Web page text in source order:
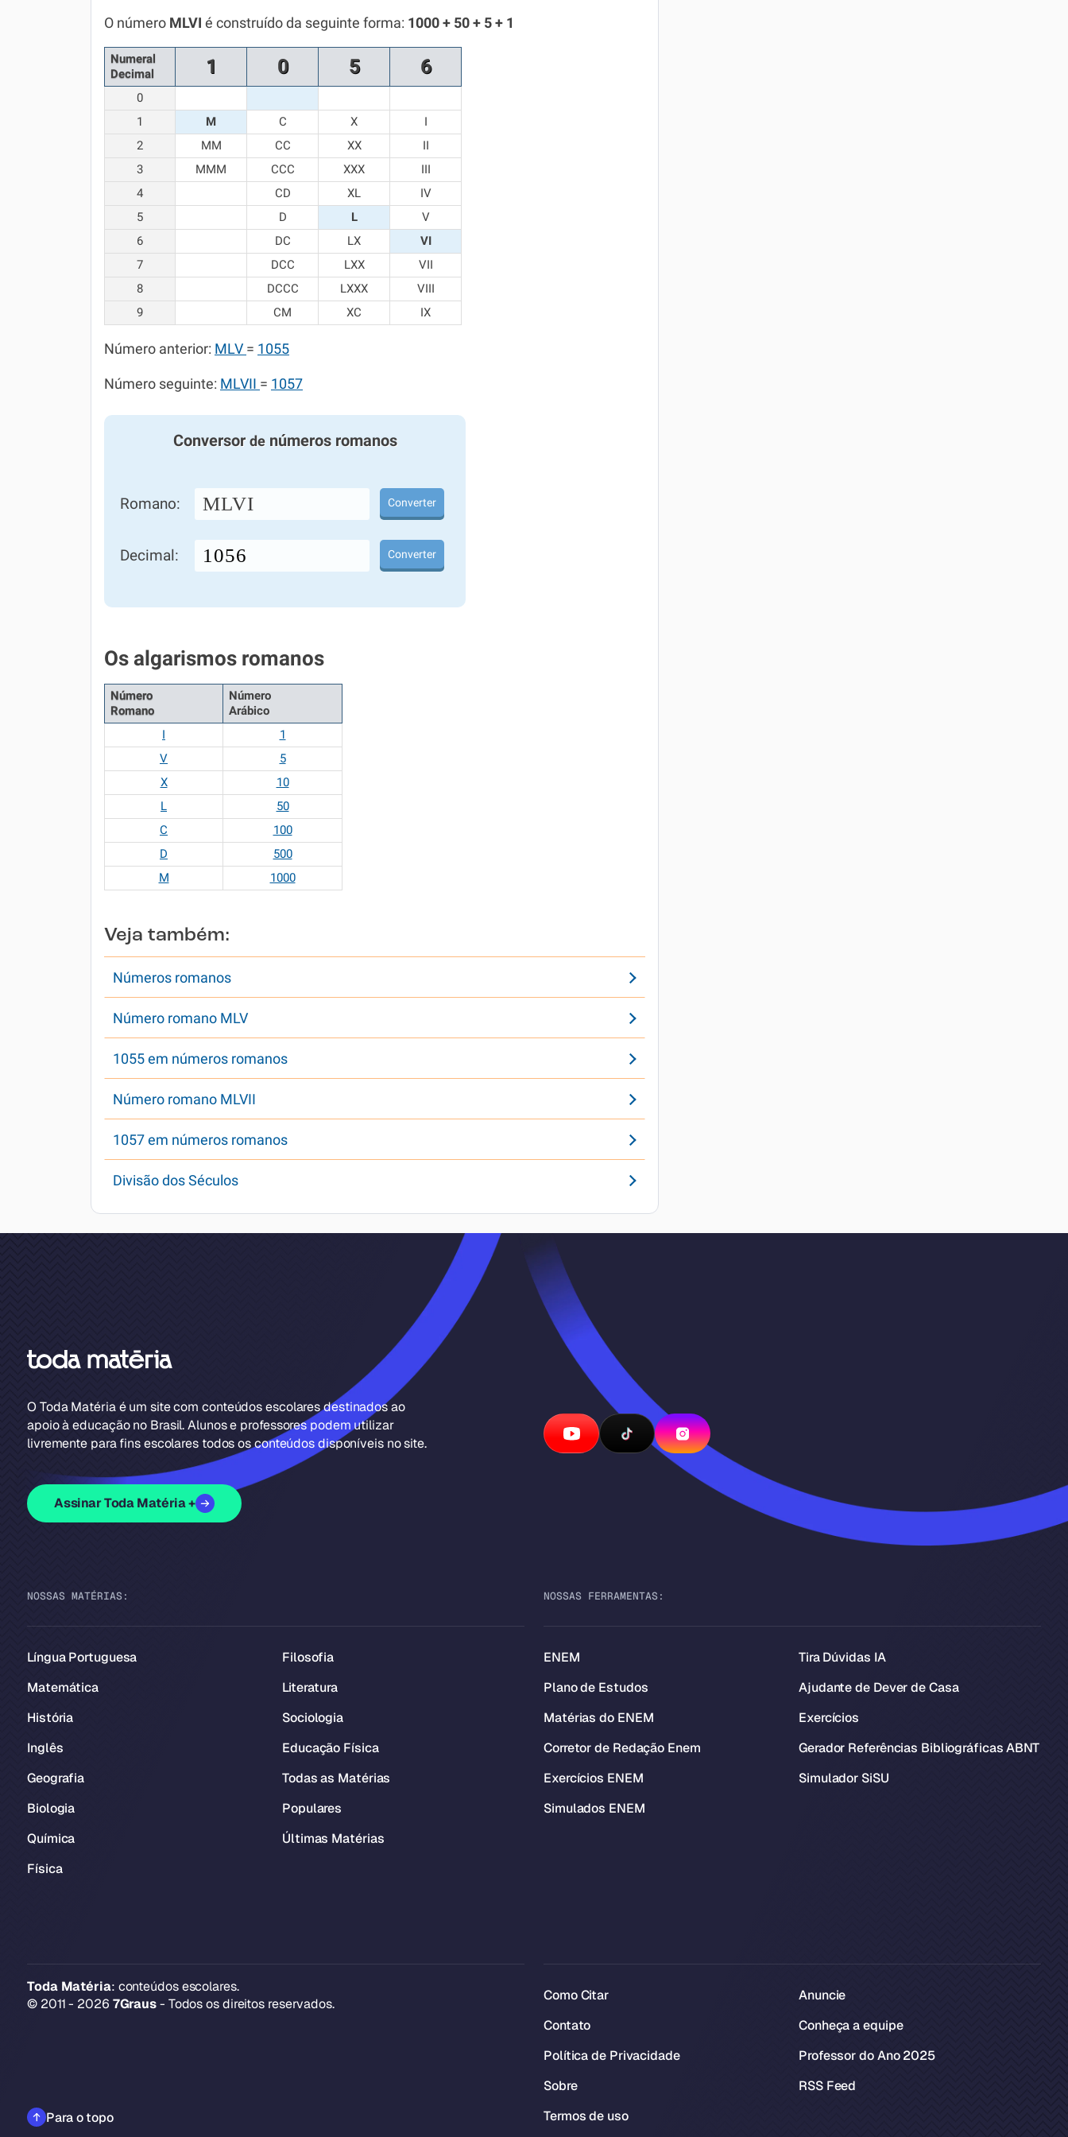
Química
Todos os Exercícios
O número MLVI é construído da seguinte forma: 1000 + 50 + 5 + 1
Numeral
Decimal
1 0 5 6
0
1
M C X
I
2
MM CC XX
II
3
MMM CCC XXX
III
4
CD XL
IV
5
D L
V
6
DC LX
VI
7
DCC LXX
VII
8
DCCC LXXX
VIII
9
CM XC IX
Número anterior: MLV = 1055
Número seguinte: MLVII = 1057
Conversor denúmeros romanos
Romano: MLVI Converter
Decimal: Converter
Os algarismos romanos
Número
Romano
Número
Arábico
I
1
V
5
X
10
L
50
C
100
D
500
M
1000
Veja também:
Números romanos
Número romano MLV
1055 em números romanos
Número romano MLVII
1057 em números romanos
Divisão dos Séculos
O Toda Matéria é um site com conteúdos escolares destinados ao
apoio à educação no Brasil. Alunos e professores podem utilizar
livremente para fins escolares todos os conteúdos disponíveis no site.
Assinar Toda Matéria +
NOSSAS MATÉRIAS:
Língua Portuguesa
Matemática
História
Inglês
Geografia
Biologia
Química
Física
Filosofia
Literatura
Sociologia
Educação Física
Todas as Matérias
Populares
Últimas Matérias
NOSSAS FERRAMENTAS:
ENEM
Plano de Estudos
Matérias do ENEM
Corretor de Redação Enem
Exercícios ENEM
Simulados ENEM
Tira Dúvidas IA
Ajudante de Dever de Casa
Exercícios
Gerador Referências Bibliográficas ABNT
Simulador SiSU
Toda Matéria: conteúdos escolares.
© 2011 - 2026 7Graus- Todos os direitos reservados.
Para o topo
Como Citar
Contato
Política de Privacidade
Sobre
Termos de uso
Anuncie
Conheça a equipe
Professor do Ano 2025
RSS Feed